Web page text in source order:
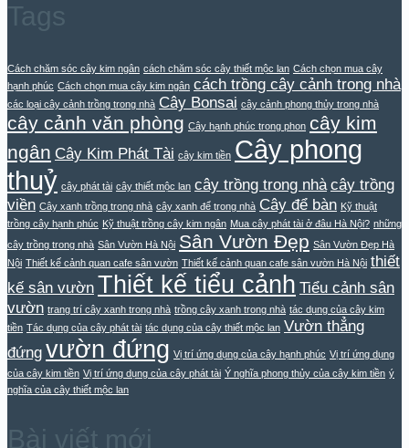
Tags
Cách chăm sóc cây kim ngân cách chăm sóc cây thiết mộc lan Cách chọn mua cây
hạnh phúc Cách chọn mua cây kim ngân cách trồng cây cảnh trong nhà
các loại cây cảnh trồng trong nhà Cây Bonsai cây cảnh phong thủy trong nhà
cây cảnh văn phòng Cây hạnh phúc trong phon cây kim
ngân Cây Kim Phát Tài cây kim tiền Cây phong
thuỷ cây phát tài cây thiết mộc lan cây trồng trong nhà cây trồng
viền Cây xanh trồng trong nhà cây xanh để trong nhà Cây để bàn Kỹ thuật
trồng cây hạnh phúc Kỹ thuật trồng cây kim ngân Mua cây phát tài ở đâu Hà Nội? những
cây trồng trong nhà Sân Vườn Hà Nội Sân Vườn Đẹp Sân Vườn Đẹp Hà
Nội Thiết kế cảnh quan cafe sân vườn Thiết kế cảnh quan cafe sân vườn Hà Nội thiết
kế sân vườn Thiết kế tiểu cảnh Tiểu cảnh sân
vườn trang trí cây xanh trong nhà trồng cây xanh trong nhà tác dụng của cây kim
tiền Tác dụng của cây phát tài tác dụng của cây thiết mộc lan Vườn thẳng
đứng vườn đứng Vị trí ứng dụng của cây hạnh phúc Vị trí ứng dụng
của cây kim tiền Vị trí ứng dụng của cây phát tài Ý nghĩa phong thủy của cây kim tiền ý
nghĩa của cây thiết mộc lan
Bài viết mới